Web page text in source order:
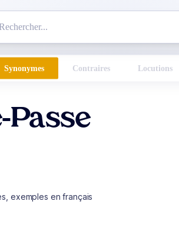
Synonymes Contraires Locutions
Passe
exemples en français